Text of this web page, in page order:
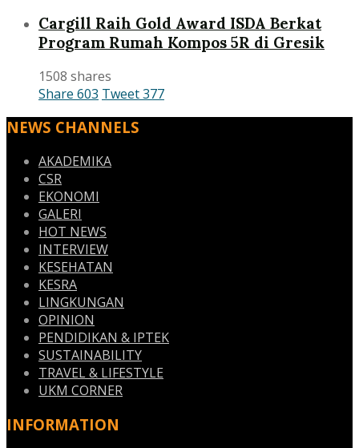
Cargill Raih Gold Award ISDA Berkat
Program Rumah Kompos 5R di Gresik
1508 shares
Share 603 Tweet377
NEWS CHANNELS
AKADEMIKA
CSR
EKONOMI
GALERI
HOT NEWS
INTERVIEW
KESEHATAN
KESRA
LINGKUNGAN
OPINION
PENDIDIKAN & IPTEK
SUSTAINABILITY
TRAVEL & LIFESTYLE
UKM CORNER
INFORMATION